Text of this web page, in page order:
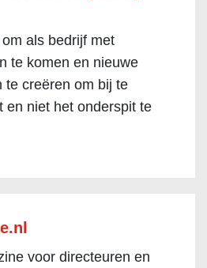
als bedrijf met
te komen en nieuwe
te creëren om bij te
en niet het onderspit te
voor directeuren en